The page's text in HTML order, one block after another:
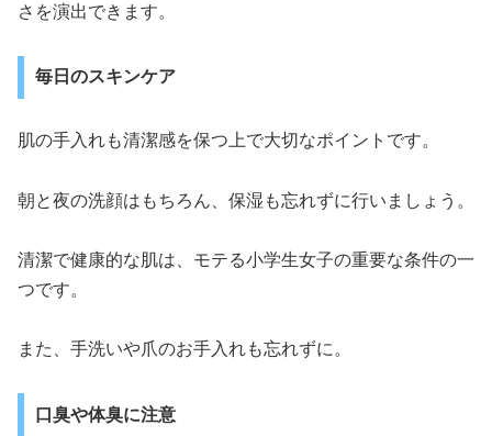
さを演出できます。
毎日のスキンケア
肌の手入れも清潔感を保つ上で大切なポイントです。
朝と夜の洗顔はもちろん、保湿も忘れずに行いましょう。
清潔で健康的な肌は、モテる小学生女子の重要な条件の一
つです。
また、手洗いや爪のお手入れも忘れずに。
口臭や体臭に注意